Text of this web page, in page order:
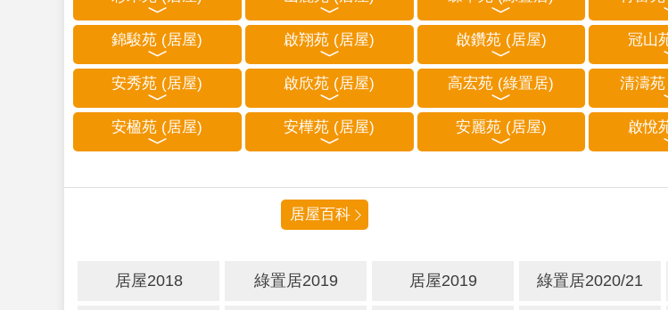
錦駿苑 (居屋) 啟翔苑 (居屋) 啟鑽苑 (居屋) 冠山
安秀苑 (居屋) 啟欣苑 (居屋) 高宏苑 (綠置居) 清濤
安楹苑 (居屋) 安樺苑 (居屋) 安麗苑 (居屋) 啟悅
居屋百科
居屋2018 綠置居2019 居屋2019 綠置居2020/21